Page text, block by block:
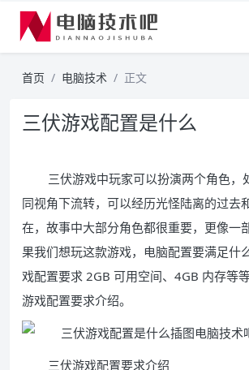
首页 电脑技术 正文
三伏游戏配置是什么
三伏游戏中玩家可以扮演两个角色，
同视角下流转，可以经历光怪陆离的过去
在，故事中大部分角色都很重要，更像一
果我们想玩这款游戏，电脑配置要满足什
戏配置要求 2GB 可用空间、4GB 内存等
游戏配置要求介绍。
三伏游戏配置要求介绍